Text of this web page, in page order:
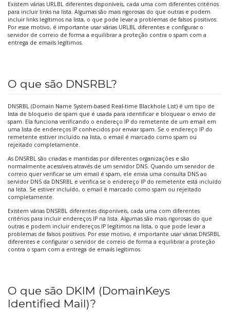
Existem várias URLBL diferentes disponíveis, cada uma com diferentes critérios
para incluir links na lista. Algumas são mais rigorosas do que outras e podem
incluir links legítimos na lista, o que pode levar a problemas de falsos positivos.
Por esse motivo, é importante usar várias URLBL diferentes e configurar o
servidor de correio de forma a equilibrar a proteção contra o spam com a
entrega de emails legítimos.
O que são DNSRBL?
DNSRBL (Domain Name System-based Real-time Blackhole List) é um tipo de
lista de bloqueio de spam que é usada para identificar e bloquear o envio de
spam. Ela funciona verificando o endereço IP do remetente de um email em
uma lista de endereços IP conhecidos por enviar spam. Se o endereço IP do
remetente estiver incluído na lista, o email é marcado como spam ou
rejeitado completamente.
As DNSRBL são criadas e mantidas por diferentes organizações e são
normalmente acessíveis através de um servidor DNS. Quando um servidor de
correio quer verificar se um email é spam, ele envia uma consulta DNS ao
servidor DNS da DNSRBL e verifica se o endereço IP do remetente está incluído
na lista. Se estiver incluído, o email é marcado como spam ou rejeitado
completamente.
Existem várias DNSRBL diferentes disponíveis, cada uma com diferentes
critérios para incluir endereços IP na lista. Algumas são mais rigorosas do que
outras e podem incluir endereços IP legítimos na lista, o que pode levar a
problemas de falsos positivos. Por esse motivo, é importante usar várias DNSRBL
diferentes e configurar o servidor de correio de forma a equilibrar a proteção
contra o spam com a entrega de emails legítimos.
O que são DKIM (DomainKeys
Identified Mail)?